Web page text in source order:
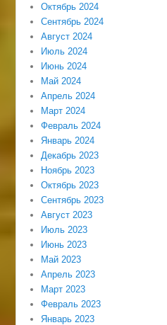
Октябрь 2024
Сентябрь 2024
Август 2024
Июль 2024
Июнь 2024
Май 2024
Апрель 2024
Март 2024
Февраль 2024
Январь 2024
Декабрь 2023
Ноябрь 2023
Октябрь 2023
Сентябрь 2023
Август 2023
Июль 2023
Июнь 2023
Май 2023
Апрель 2023
Март 2023
Февраль 2023
Январь 2023